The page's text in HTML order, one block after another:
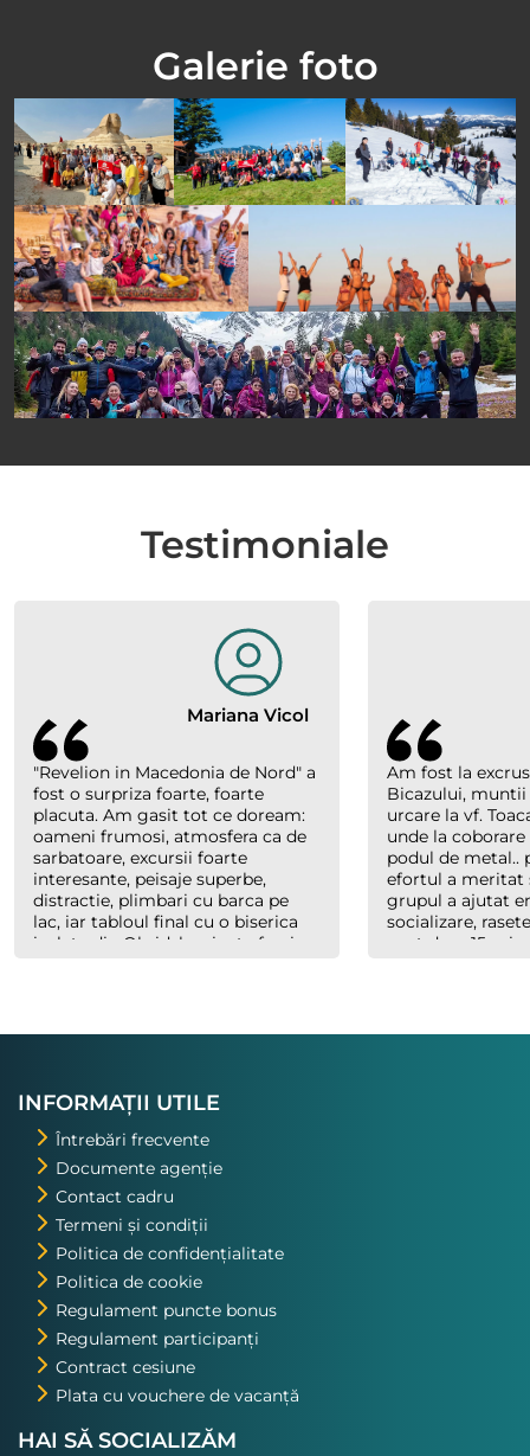
Galerie foto
Testimoniale
Mariana Vicol
"Revelion in Macedonia de Nord" a
fost o surpriza foarte, foarte
placuta. Am gasit tot ce doream:
oameni frumosi, atmosfera ca de
sarbatoare, excursii foarte
interesante, peisaje superbe,
distractie, plimbari cu barca pe
lac, iar tabloul final cu o biserica
izolata din Ohrid, luminata feeric,
excursiile pe care o voi repeta!
Am fost la
Bicazului, muntii
urcare la vf.
unde la
podul de metal..
efortul a meritat
grupul a ajutat
socializare,
sunt doar 15
INFORMAȚII UTILE
Întrebări frecvente
Documente agenție
Contact cadru
Termeni și condiții
Politica de confidențialitate
Politica de cookie
Regulament puncte bonus
Regulament participanți
Contract cesiune
Plata cu vouchere de vacanță
HAI SĂ SOCIALIZĂM